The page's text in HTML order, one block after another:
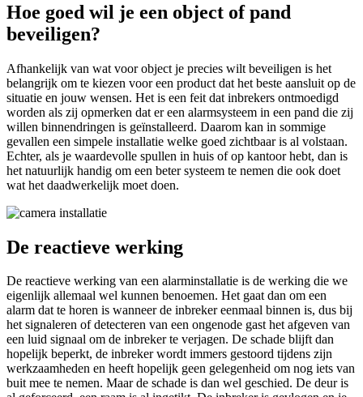
Hoe goed wil je een object of pand
beveiligen?
Afhankelijk van wat voor object je precies wilt beveiligen is het
belangrijk om te kiezen voor een product dat het beste aansluit op de
situatie en jouw wensen. Het is een feit dat inbrekers ontmoedigd
worden als zij opmerken dat er een alarmsysteem in een pand die zij
willen binnendringen is geïnstalleerd. Daarom kan in sommige
gevallen een simpele installatie welke goed zichtbaar is al volstaan.
Echter, als je waardevolle spullen in huis of op kantoor hebt, dan is
het natuurlijk handig om een beter systeem te nemen die ook doet
wat het daadwerkelijk moet doen.
De reactieve werking
De reactieve werking van een alarminstallatie is de werking die we
eigenlijk allemaal wel kunnen benoemen. Het gaat dan om een
alarm dat te horen is wanneer de inbreker eenmaal binnen is, dus bij
het signaleren of detecteren van een ongenode gast het afgeven van
een luid signaal om de inbreker te verjagen. De schade blijft dan
hopelijk beperkt, de inbreker wordt immers gestoord tijdens zijn
werkzaamheden en heeft hopelijk geen gelegenheid om nog iets van
buit mee te nemen. Maar de schade is dan wel geschied. De deur is